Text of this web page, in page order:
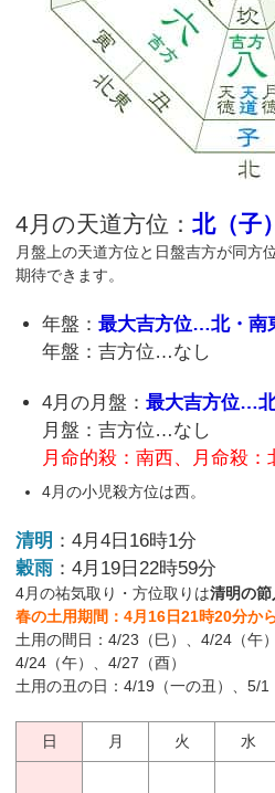
4月の天道方位：北（子）
月盤上の天道方位と日盤吉方が同方
期待できます。
年盤：最大吉方位…北・南
年盤：吉方位…なし
4月の月盤：最大吉方位…
月盤：吉方位…なし
月命的殺：南西、月命殺：
4月の小児殺方位は西。
清明 ：4月4日16時1分
穀雨 ：4月19日22時59分
4月の祐気取り・方位取りは清明の
春の土用期間：4月16日21時20分か
土用の間日：4/23（巳）、4/24（午
4/24（午）、4/27（酉）
土用の丑の日：4/19（一の丑）、5/1
日 月 火 水